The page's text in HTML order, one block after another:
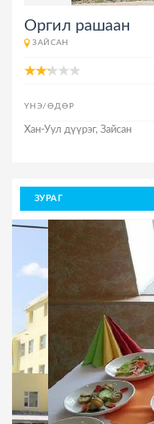
Оргил рашаан
ЗАЙСАН
ҮНЭ/ӨДӨР
Хан-Уул дүүрэг, Зайсан
ЗУРАГ